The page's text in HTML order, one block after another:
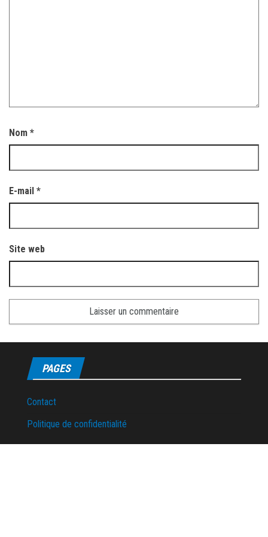
Nom *
E-mail *
Site web
PAGES
Contact
Politique de confidentialité